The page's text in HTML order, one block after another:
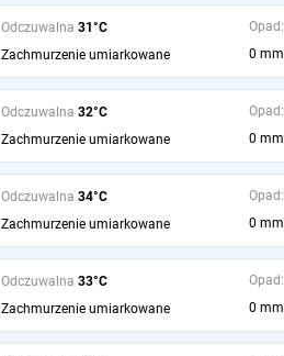
Odczuwalna 31°C
Zachmurzenie umiarkowane
Opad:
0 mm
Odczuwalna 32°C
Zachmurzenie umiarkowane
Opad:
0 mm
Odczuwalna 34°C
Zachmurzenie umiarkowane
Opad:
0 mm
Odczuwalna 33°C
Zachmurzenie umiarkowane
Opad:
0 mm